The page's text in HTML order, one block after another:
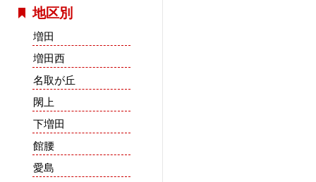
地区別
増田
増田西
名取が丘
閖上
下増田
館腰
愛島